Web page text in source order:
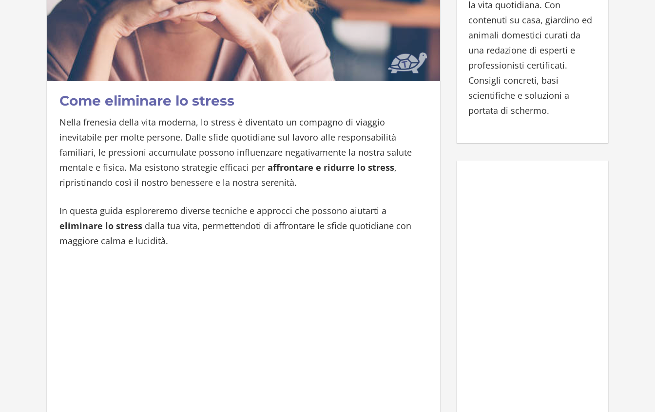
Come eliminare lo stress
Nella frenesia della vita moderna, lo stress è diventato un compagno di viaggio
inevitabile per molte persone. Dalle sfide quotidiane sul lavoro alle responsabilità
familiari, le pressioni accumulate possono influenzare negativamente la nostra salute
mentale e fisica. Ma esistono strategie efficaci per affrontare e ridurre lo stress,
ripristinando così il nostro benessere e la nostra serenità.
In questa guida esploreremo diverse tecniche e approcci che possono aiutarti a
eliminare lo stressdalla tua vita, permettendoti di affrontare le sfide quotidiane con
maggiore calma e lucidità.
r
:
la vita quotidiana. Con
contenuti su casa, giardino ed
animali domestici curati da
una redazione di esperti e
professionisti certificati.
Consigli concreti, basi
scientifiche e soluzioni a
portata di schermo.